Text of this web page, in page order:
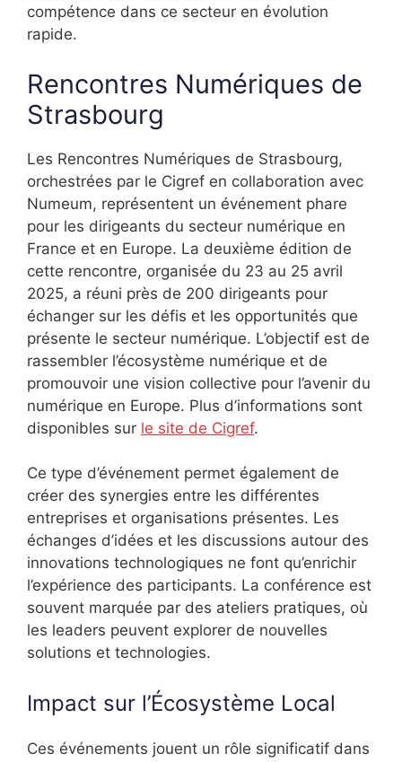
compétence dans ce secteur en évolution
rapide.
Rencontres Numériques de
Strasbourg
Les Rencontres Numériques de Strasbourg,
orchestrées par le Cigref en collaboration avec
Numeum, représentent un événement phare
pour les dirigeants du secteur numérique en
France et en Europe. La deuxième édition de
cette rencontre, organisée du 23 au 25 avril
2025, a réuni près de 200 dirigeants pour
échanger sur les défis et les opportunités que
présente le secteur numérique. L’objectif est de
rassembler l’écosystème numérique et de
promouvoir une vision collective pour l’avenir du
numérique en Europe. Plus d’informations sont
disponibles sur le site de Cigref.
Ce type d’événement permet également de
créer des synergies entre les différentes
entreprises et organisations présentes. Les
échanges d’idées et les discussions autour des
innovations technologiques ne font qu’enrichir
l’expérience des participants. La conférence est
souvent marquée par des ateliers pratiques, où
les leaders peuvent explorer de nouvelles
solutions et technologies.
Impact sur l’Écosystème Local
Ces événements jouent un rôle significatif dans